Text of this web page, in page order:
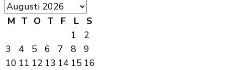
M T O T F L
S
1
2
3
4 5 6 7 8
9
10 11 12 13 14 15 16